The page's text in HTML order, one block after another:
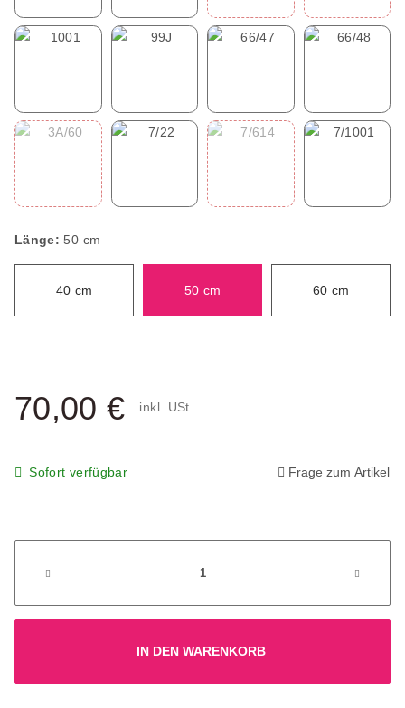
613 614 614B 616
1001 99J 66/47 66/48
Länge: 50 cm
40 cm 50 cm 60 cm
70,00 € inkl. USt.
Sofort verfügbar Frage zum Artikel
IN DEN WARENKORB